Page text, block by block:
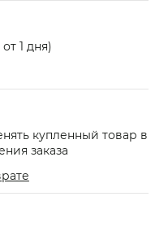
1 дня)
купленный товар в
заказа